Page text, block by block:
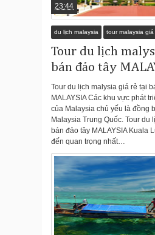
23:44
du lịch malaysia tour malaysia giá
Tour du lịch
bán đảo tây
Tour du lịch malysia giá rẻ tại
MALAYSIA Các khu vực phát
của Malaysia chủ yếu là đồng
Malaysia Trung Quốc. Tour du
bán đảo tây MALAYSIA Kuala
đến quan trọng nhất…